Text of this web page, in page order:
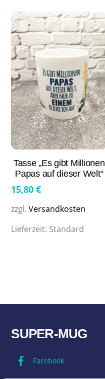
Tasse „Es gibt Millionen
Papas auf dieser Welt“
15,80€
zzgl.Versandkosten
Lieferzeit: Standard
SUPER-MUG
Facebook